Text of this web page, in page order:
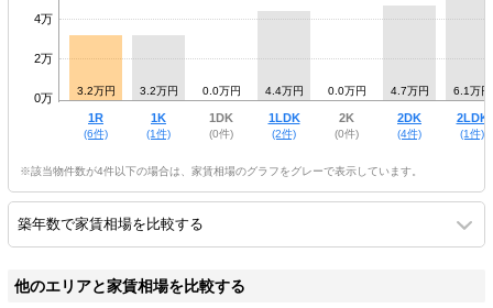
4万
2万
0万
3.2万円 3.2万円 0.0万円 4.4万円 0.0万円 4.7万円 6.1万円
1R
(6件)
1K
(1件)
1DK
(0件)
1LDK
(2件)
2K
(0件)
2DK
(4件)
2LDK
(1件)
※該当物件数が4件以下の場合は、家賃相場のグラフをグレーで表示しています。
築年数で家賃相場を比較する
他のエリアと家賃相場を比較する